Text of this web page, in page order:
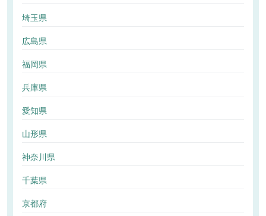
埼玉県
広島県
福岡県
兵庫県
愛知県
山形県
神奈川県
千葉県
京都府